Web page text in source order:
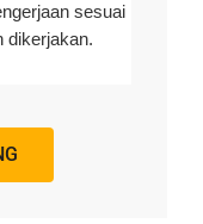
sesuai
dikerjakan.